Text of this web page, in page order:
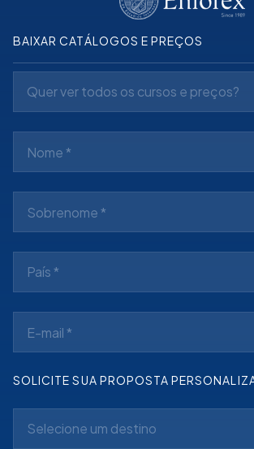
info@enforex.com
BAIXAR CATÁLOGOS E PREÇOS
Quer ver todos os cursos e preços?
País *
SOLICITE SUA PROPOSTA
Selecione um destino